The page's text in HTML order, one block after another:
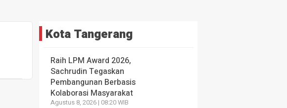
Kota Tangerang
Raih LPM Award 2026,
Sachrudin Tegaskan
Pembangunan Berbasis
Kolaborasi Masyarakat
Agustus 8, 2026 | 08:20 WIB